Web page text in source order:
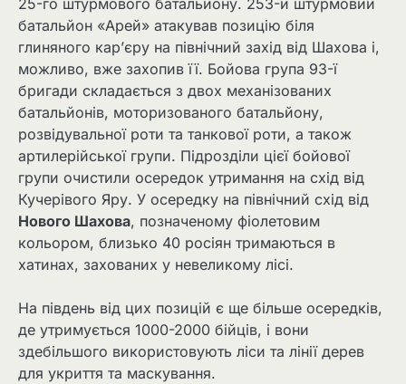
25-го штурмового батальйону. 253-й штурмовий
батальйон «Арей» атакував позицію біля
глиняного кар’єру на північний захід від Шахова і,
можливо, вже захопив її. Бойова група 93-ї
бригади складається з двох механізованих
батальйонів, моторизованого батальйону,
розвідувальної роти та танкової роти, а також
артилерійської групи. Підрозділи цієї бойової
групи очистили осередок утримання на схід від
Кучерівого Яру. У осередку на північний схід від
Нового Шахова, позначеному фіолетовим
кольором, близько 40 росіян тримаються в
хатинах, захованих у невеликому лісі.
На південь від цих позицій є ще більше осередків,
де утримується 1000-2000 бійців, і вони
здебільшого використовують ліси та лінії дерев
для укриття та маскування.